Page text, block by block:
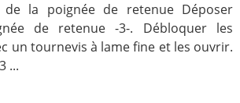
la poignée de retenue Déposer
de retenue -3-. Débloquer les
un tournevis à lame fine et les ouvrir.
...